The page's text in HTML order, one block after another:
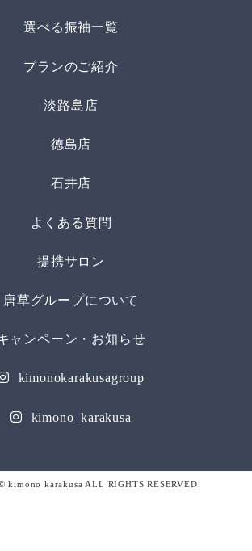
選べる振袖一覧
プランのご紹介
淡路島店
徳島店
石井店
よくある質問
提携サロン
唐草グループについて
ャンペーン・お知らせ
kimonokarakusagroup
kimono_karakusa
kimono karakusa ALL RIGHTS RESERVED.